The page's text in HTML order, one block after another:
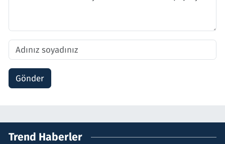
Gönder
Trend Haberler